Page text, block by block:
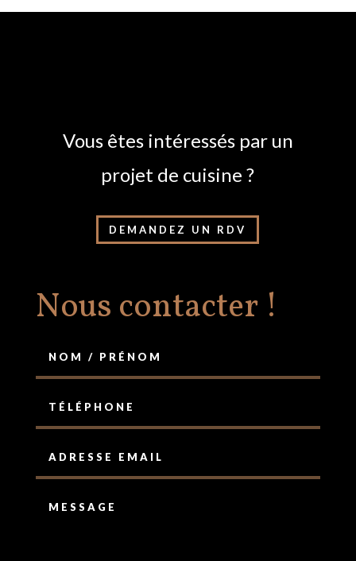
Vous êtes intéressés par un
projet de cuisine ?
DEMANDEZ UN RDV
Nous contacter !